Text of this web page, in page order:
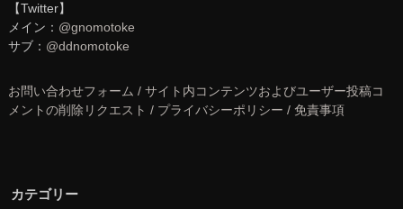
【Twitter】
メイン： @gnomotoke
サブ： @ddnomotoke
お問い合わせフォーム / サイト内コンテンツおよびユーザー投稿コ
メントの削除リクエスト / プライバシーポリシー / 免責事項
カテゴリー